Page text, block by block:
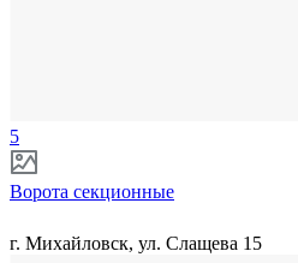
5
Ворота секционные
г. Михайловск, ул. Слащева 15